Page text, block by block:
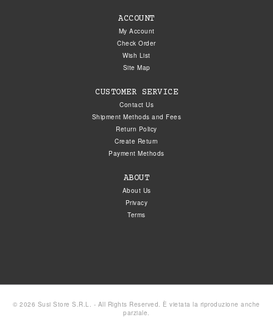
ACCOUNT
My Account
Check Order
Wish List
Site Map
CUSTOMER SERVICE
Contact Us
Shipment Methods and Fees
Return Policy
Create Return
Payment Methods
ABOUT
About Us
Privacy
Terms
© 2026 Susi Store S.R.L. - All Rights Reserved. È vietata la riproduzione anche
parziale.